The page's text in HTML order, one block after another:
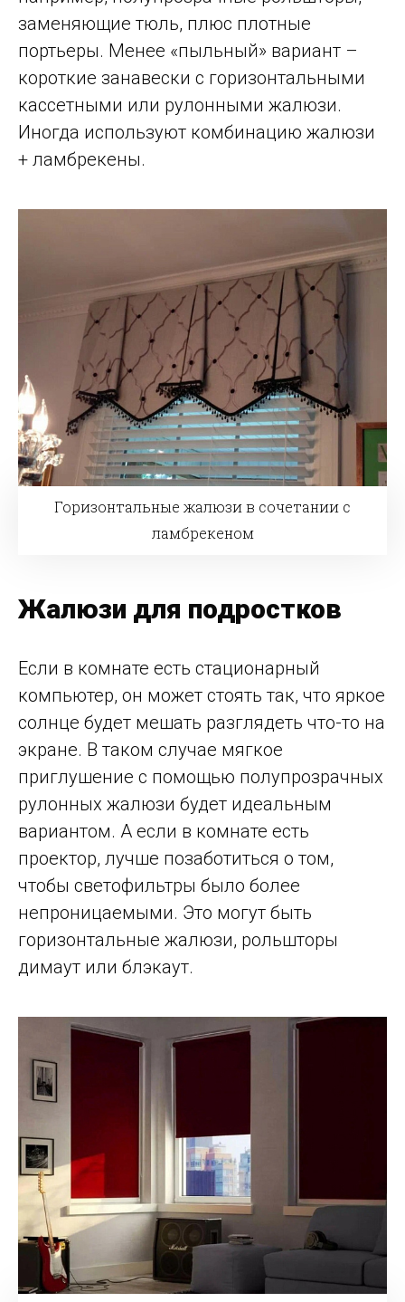
заменяющие тюль, плюс плотные
портьеры. Менее «пыльный» вариант –
короткие занавески с горизонтальными
кассетными или рулонными жалюзи.
Иногда используют комбинацию жалюзи
+ ламбрекены.
Горизонтальные жалюзи в сочетании с
ламбрекеном
Жалюзи для подростков
Если в комнате есть стационарный
компьютер, он может стоять так, что яркое
солнце будет мешать разглядеть что-то на
экране. В таком случае мягкое
приглушение с помощью полупрозрачных
рулонных жалюзи будет идеальным
вариантом. А если в комнате есть
проектор, лучше позаботиться о том,
чтобы светофильтры было более
непроницаемыми. Это могут быть
горизонтальные жалюзи, рольшторы
димаут или блэкаут.